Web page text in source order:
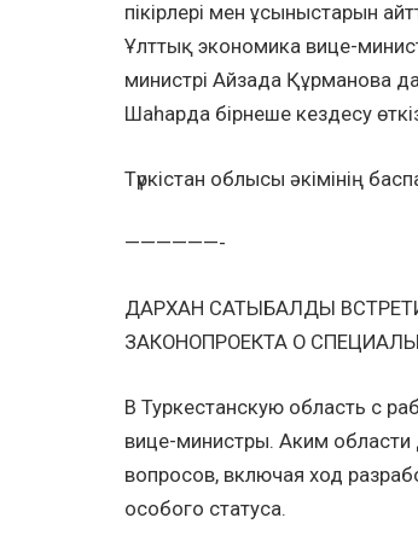
пікірлері мен ұсыныстарын
Ұлттық экономика вице-
министрі Айзада Құрманова
Шаһарда бірнеше кездесу
Түркістан облысы әкімінің
——————-
ДАРХАН САТЫБАЛДЫ
ЗАКОНОПРОЕКТА О
В Туркестанскую область с
вице-министры. Аким
вопросов, включая ход
особого статуса.